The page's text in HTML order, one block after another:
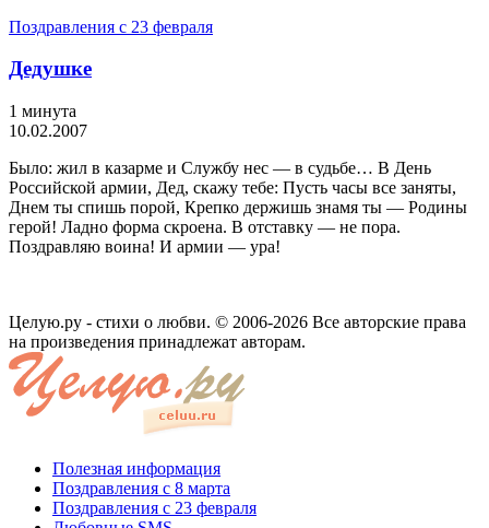
Поздравления с 23 февраля
Дедушке
1 минута
10.02.2007
Было: жил в казарме и Службу нес — в судьбе… В День
Российской армии, Дед, скажу тебе: Пусть часы все заняты,
Днем ты спишь порой, Крепко держишь знамя ты — Родины
герой! Ладно форма скроена. В отставку — не пора.
Поздравляю воина! И армии — ура!
Целую.ру - стихи о любви. © 2006-2026 Все авторские права
на произведения принадлежат авторам.
Полезная информация
Поздравления с 8 марта
Поздравления с 23 февраля